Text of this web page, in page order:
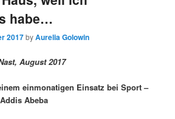
habe…
2017byAurelia Golowin
August 2017
einmonatigen Einsatz bei Sport –
Abeba